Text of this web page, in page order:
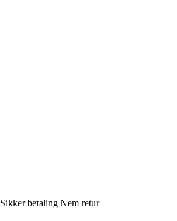
Sikker betaling Nem retur